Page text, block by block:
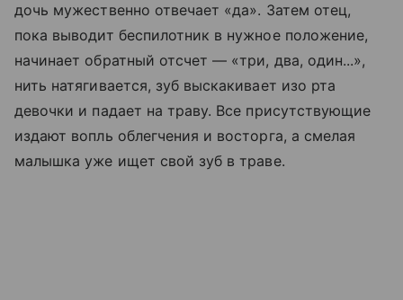
дочь мужественно отвечает «да». Затем отец,
пока выводит беспилотник в нужное положение,
начинает обратный отсчет — «три, два, один...»,
нить натягивается, зуб выскакивает изо рта
девочки и падает на траву. Все присутствующие
издают вопль облегчения и восторга, а смелая
малышка уже ищет свой зуб в траве.